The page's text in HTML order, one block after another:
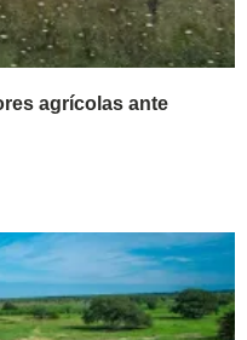
agrícolas ante